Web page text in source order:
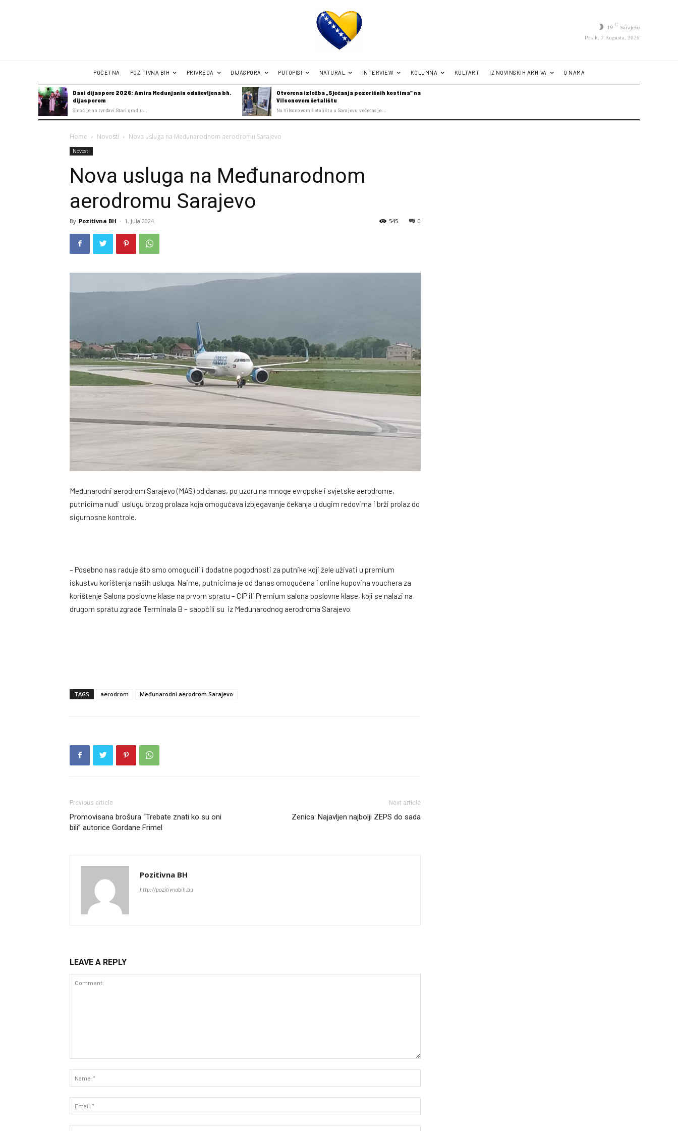
19 C Sarajevo
Petak, 7 Augusta, 2026
POČETNA POZITIVNA BIH PRIVREDA DIJASPORA PUTOPISI NATURAL INTERVIEW KOLUMNA KULTART IZ NOVINSKIH ARHIVA O NAMA
Dani dijaspore 2026: Amira Medunjanin oduševljena bh.
dijasporom
Sinoć je na tvrđavi Stari grad u...
Otvorena izložba „Sjećanja pozorišnih kostima“ na
Vilsonovom šetalištu
Na Vilsonovom šetalištu u Sarajevu večeras je...
Home Novosti Nova usluga na Međunarodnom aerodromu Sarajevo
Novosti
Nova usluga na Međunarodnom
aerodromu Sarajevo
By Pozitivna BH - 1. Jula 2024. 0
545
Međunarodni aerodrom Sarajevo (MAS) od danas, po uzoru na mnoge evropske i svjetske aerodrome,
putnicima nudi uslugu brzog prolaza koja omogućava izbjegavanje čekanja u dugim redovima i brži prolaz do
sigurnosne kontrole.
– Posebno nas raduje što smo omogućili i dodatne pogodnosti za putnike koji žele uživati u premium
iskustvu korištenja naših usluga. Naime, putnicima je od danas omogućena i online kupovina vouchera za
korištenje Salona poslovne klase na prvom spratu – CIP ili Premium salona poslovne klase, koji se nalazi na
drugom spratu zgrade Terminala B – saopćili su iz Međunarodnog aerodroma Sarajevo.
TAGS aerodrom Međunarodni aerodrom Sarajevo
Previous article
Promovisana brošura “Trebate znati ko su oni
bili” autorice Gordane Frimel
Next article
Zenica: Najavljen najbolji ZEPS do sada
Pozitivna BH
http://pozitivnabih.ba
LEAVE A REPLY